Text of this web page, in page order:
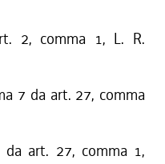
2, comma 1, L. R.
7 da art. 27, comma
art. 27, comma 1,